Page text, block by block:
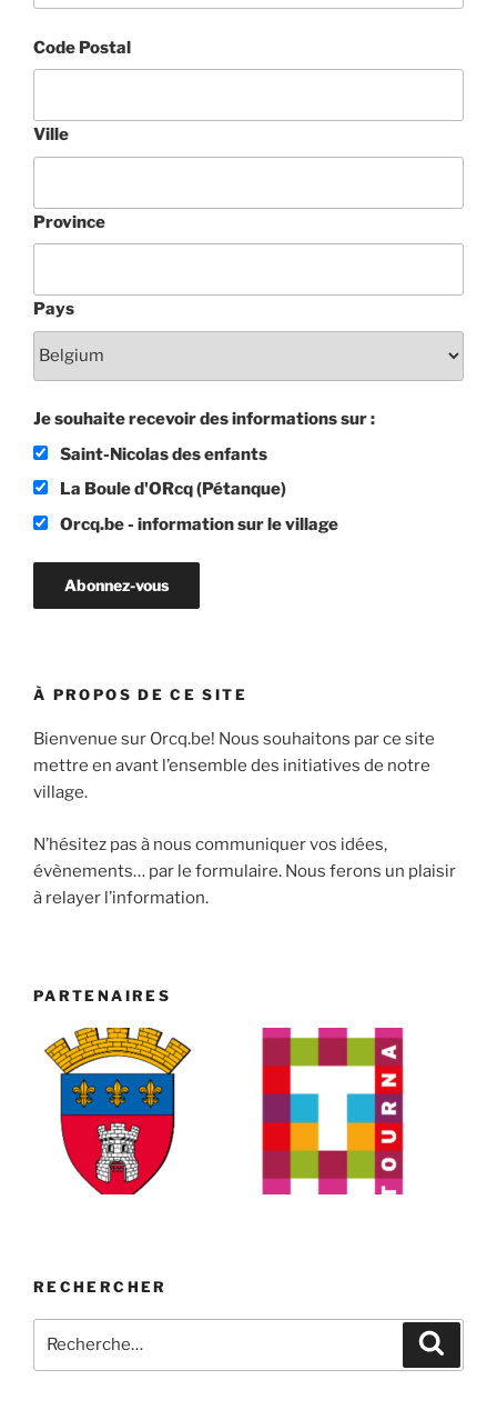
Code Postal
Ville
Province
Pays
Je souhaite recevoir des informations sur :
Saint-Nicolas des enfants
La Boule d'ORcq (Pétanque)
Orcq.be - information sur le village
À PROPOS DE CE SITE
Bienvenue sur Orcq.be! Nous souhaitons par ce site
mettre en avant l’ensemble des initiatives de notre
village.
N’hésitez pas à nous communiquer vos idées,
évènements… par le formulaire. Nous ferons un plaisir
à relayer l’information.
PARTENAIRES
RECHERCHER
pour